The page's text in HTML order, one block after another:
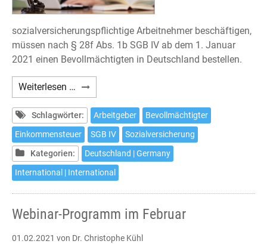
sozialversicherungspflichtige Arbeitnehmer beschäftigen,
müssen nach § 28f Abs. 1b SGB IV ab dem 1. Januar
2021 einen Bevollmächtigten in Deutschland bestellen.
Weiterlesen … Deutsche
Sozialversicherung:
Bevollmächtigter
in
Deutschland
Schlagwörter: Arbeitgeber
Bevollmächtigter
Einkommensteuer
SGB IV
Sozialversicherung
Kategorien:
Deutschland | Germany
International | International
Webinar-Programm im Februar
01.02.2021 von Dr. Christophe Kühl